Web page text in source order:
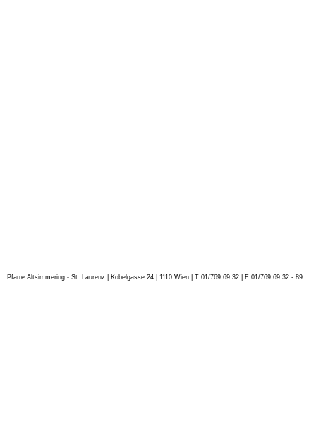
Pfarre Altsimmering - St. Laurenz | Kobelgasse 24 | 1110 Wien | T 01/769 69 32 | F 01/769 69 32 - 89